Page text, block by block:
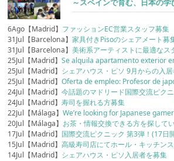
～スペインで育む、日本の学
6Ago【Madrid】 ファッションEC営業スタッフ募集
31Jul【Barcelona】家具付きPisoのシェアメート募
31Jul【Barcelona】美術系アーティストに最適なス
25Jul【Madrid】Se alquila apartamento exterior
25Jul【Madrid】 シェアハウス・ピソ 9月からの入
25Jul【Madrid】Oferta de empleo: Profesor de
24Jul【Madrid】今話題のマドリード国際交流ピク
24Jul【Madrid】寿司を握れる方募集
22Jul【Málaga】We’re looking for Japanese
20Jul【Málaga】 お茶・情報交換できる方を探して
17Jul【Madrid】 国際交流ピクニック 第3弾！(17日
15Jul【Madrid】高級寿司店にてホール・キッチン
14Jul【Madrid】 シェアハウス・ピソ入居者を募集